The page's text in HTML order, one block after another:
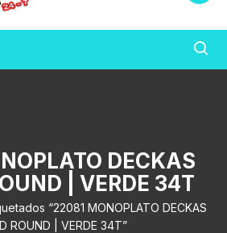
DECKAS
| VERDE 34T
“22081 MONOPLATO DECKAS
ROUND | VERDE 34T”